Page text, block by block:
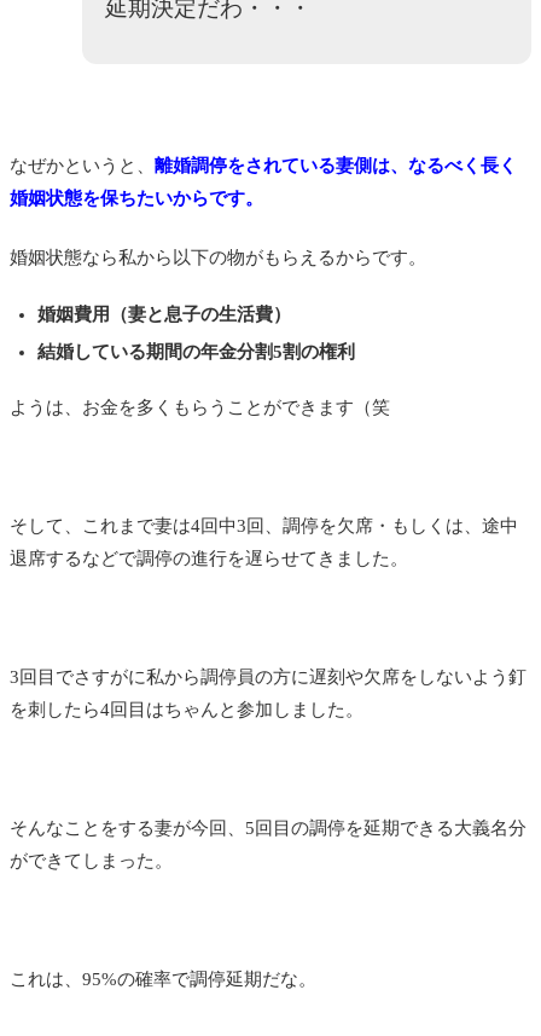
延期決定だわ・・・
なぜかというと、 離婚調停をされている妻側は、なるべく長く
婚姻状態を保ちたいからです。
婚姻状態なら私から以下の物がもらえるからです。
婚姻費用（妻と息子の生活費）
結婚している期間の年金分割5割の権利
ようは、お金を多くもらうことができます（笑
そして、これまで妻は4回中3回、調停を欠席・もしくは、途中
退席するなどで調停の進行を遅らせてきました。
3回目でさすがに私から調停員の方に遅刻や欠席をしないよう釘
を刺したら4回目はちゃんと参加しました。
そんなことをする妻が今回、5回目の調停を延期できる大義名分
ができてしまった。
これは、95%の確率で調停延期だな。